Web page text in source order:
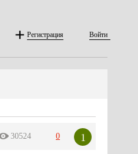
Регистрация Войти
30524 0 1